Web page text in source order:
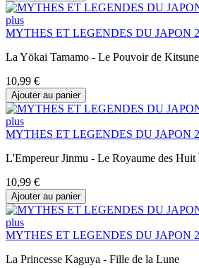
plus
MYTHES ET LEGENDES DU JAPON
La Yōkai Tamamo - Le Pouvoir de Kitsune
10,99 €
Ajouter au panier
plus
MYTHES ET LEGENDES DU JAPON
L'Empereur Jinmu - Le Royaume des Huit
10,99 €
Ajouter au panier
plus
MYTHES ET LEGENDES DU JAPON
La Princesse Kaguya - Fille de la Lune